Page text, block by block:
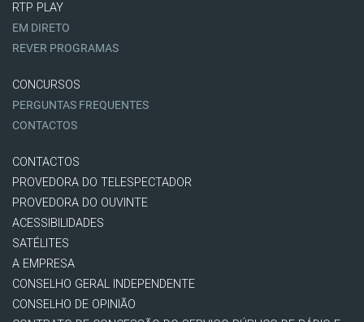
RTP PLAY
EM DIRETO
REVER PROGRAMAS
CONCURSOS
PERGUNTAS FREQUENTES
CONTACTOS
CONTACTOS
PROVEDORA DO TELESPECTADOR
PROVEDORA DO OUVINTE
ACESSIBILIDADES
SATÉLITES
A EMPRESA
CONSELHO GERAL INDEPENDENTE
CONSELHO DE OPINIÃO